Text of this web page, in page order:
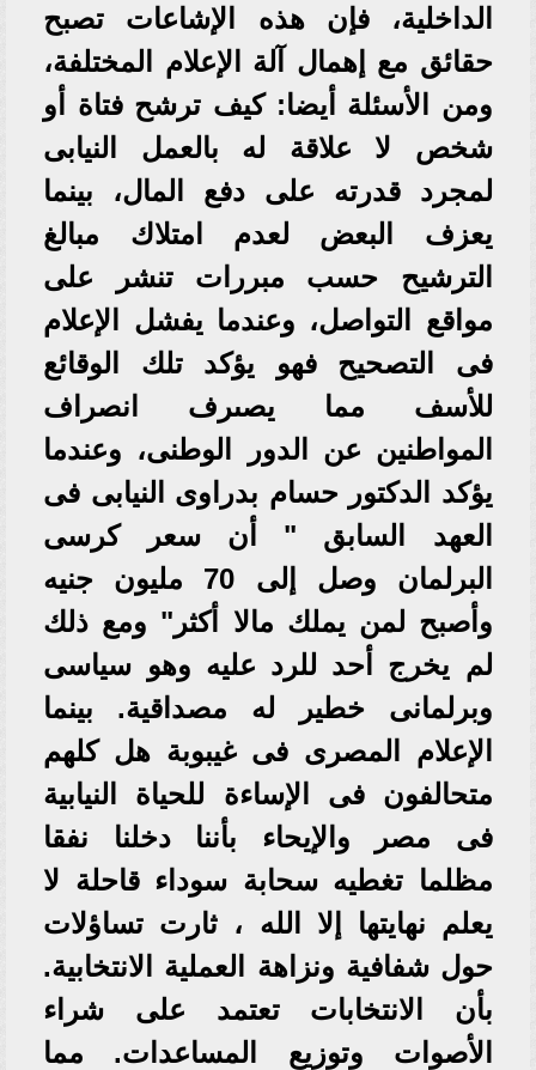
الداخلية، فإن هذه الإشاعات تصبح
حقائق مع إهمال آلة الإعلام المختلفة،
ومن الأسئلة أيضا: كيف ترشح فتاة أو
شخص لا علاقة له بالعمل النيابى
لمجرد قدرته على دفع المال، بينما
يعزف البعض لعدم امتلاك مبالغ
الترشيح حسب مبررات تنشر على
مواقع التواصل، وعندما يفشل الإعلام
فى التصحيح فهو يؤكد تلك الوقائع
للأسف مما يصىرف انصراف
المواطنين عن الدور الوطنى، وعندما
يؤكد الدكتور حسام بدراوى النيابى فى
العهد السابق " أن سعر كرسى
البرلمان وصل إلى 70 مليون جنيه
وأصبح لمن يملك مالا أكثر" ومع ذلك
لم يخرج أحد للرد عليه وهو سياسى
وبرلمانى خطير له مصداقية. بينما
الإعلام المصرى فى غيبوبة هل كلهم
متحالفون فى الإساءة للحياة النيابية
فى مصر والإيحاء بأننا دخلنا نفقا
مظلما تغطيه سحابة سوداء قاحلة لا
يعلم نهايتها إلا الله ، ثارت تساؤلات
حول شفافية ونزاهة العملية الانتخابية.
بأن الانتخابات تعتمد على شراء
الأصوات وتوزيع المساعدات. مما